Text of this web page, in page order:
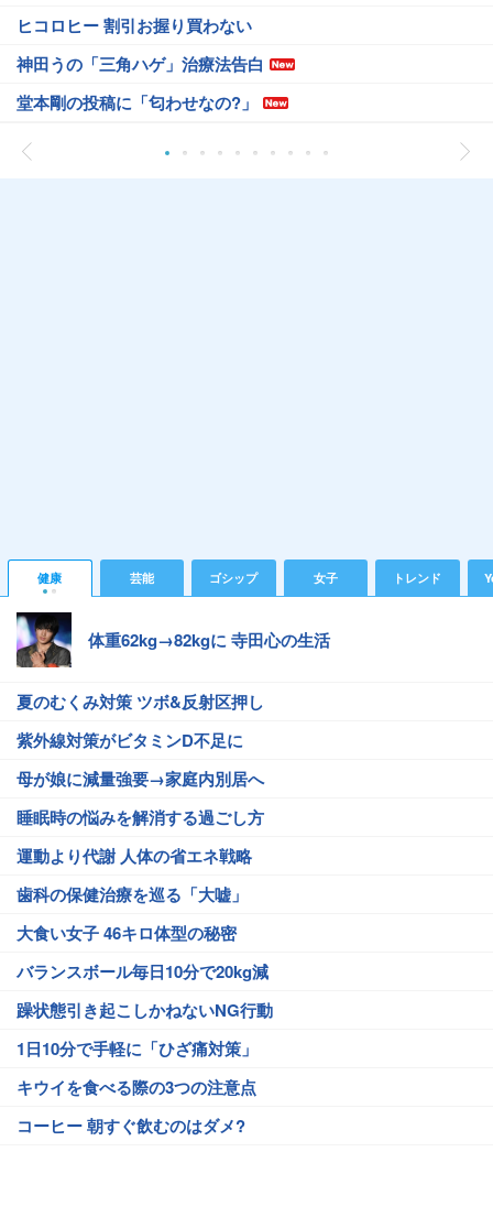
ヒコロヒー 割引お握り買わない
神田うの「三角ハゲ」治療法告白
堂本剛の投稿に「匂わせなの?」
健康 芸能 ゴシップ 女子 トレンド
体重62kg→82kgに 寺田心の生活
夏のむくみ対策 ツボ&反射区押し
紫外線対策がビタミンD不足に
母が娘に減量強要→家庭内別居へ
睡眠時の悩みを解消する過ごし方
運動より代謝 人体の省エネ戦略
歯科の保健治療を巡る「大嘘」
大食い女子 46キロ体型の秘密
バランスボール毎日10分で20kg減
躁状態引き起こしかねないNG行動
1日10分で手軽に「ひざ痛対策」
キウイを食べる際の3つの注意点
コーヒー 朝すぐ飲むのはダメ?